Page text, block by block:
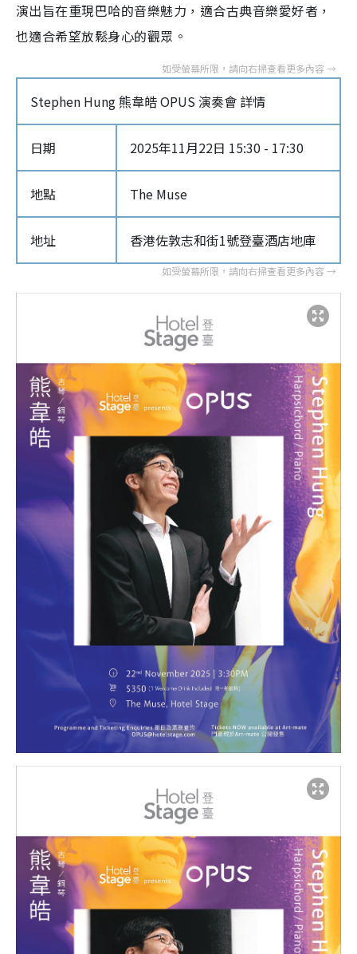
演出旨在重現巴哈的音樂魅力，適合古典音樂愛好者，
也適合希望放鬆身心的觀眾。
Stephen Hung 熊韋皓 OPUS 演奏會 詳情
日期 2025年11月22日 15:30 - 17:30
地點 The Muse
地址 香港佐敦志和街1號登臺酒店地庫